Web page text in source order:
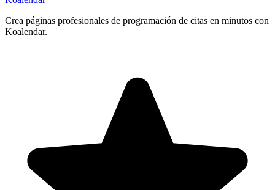
Crea páginas profesionales de programación de citas en minutos con
Koalendar.